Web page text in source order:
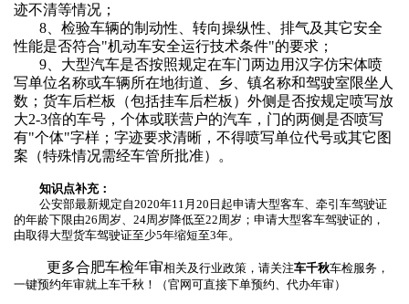
迹不清等情况；
8、检验车辆的制动性、转向操纵性、排气及其它安全
性能是否符合"机动车安全运行技术条件"的要求；
9、大型汽车是否按照规定在车门两边用汉字仿宋体喷
写单位名称或车辆所在地街道、乡、镇名称和驾驶室限坐人
数；货车后栏板（包括挂车后栏板）外侧是否按规定喷写放
大2-3倍的车号，个体或联营户的汽车，门的两侧是否喷写
有"个体"字样；字迹要求清晰，不得喷写单位代号或其它图
案（特殊情况需经车管所批准）。
知识点补充：
公安部最新规定自2020年11月20日起申请大型客车、牵引车驾驶证
的年龄下限由26周岁、24周岁降低至22周岁；申请大型客车驾驶证的，
由取得大型货车驾驶证至少5年缩短至3年。
更多合肥车检年审相关及行业政策，请关注车千秋车检服务，
一键预约年审就上车千秋！（官网可直接下单预约、代办年审）